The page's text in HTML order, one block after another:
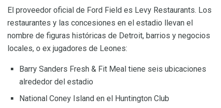
El proveedor oficial de Ford Field es Levy Restaurants. Los
restaurantes y las concesiones en el estadio llevan el
nombre de figuras históricas de Detroit, barrios y negocios
locales, o ex jugadores de Leones:
Barry Sanders Fresh & Fit Meal tiene seis ubicaciones
alrededor del estadio
National Coney Island en el Huntington Club